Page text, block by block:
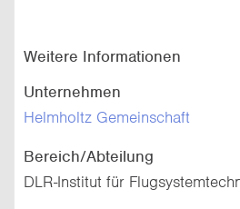
Weitere Informationen
Unternehmen
Helmholtz Gemeinschaft
Bereich/Abteilung
DLR-Institut für